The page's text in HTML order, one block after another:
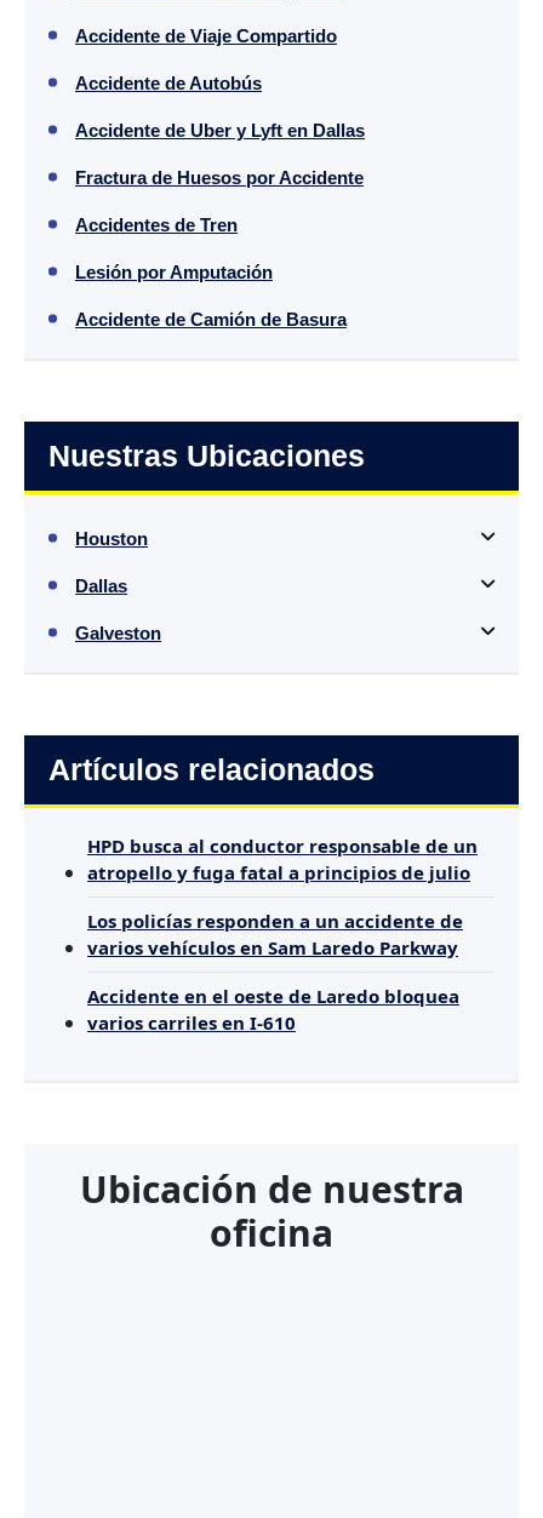
Accidente de Viaje Compartido
Accidente de Autobús
Accidente de Uber y Lyft en Dallas
Fractura de Huesos por Accidente
Accidentes de Tren
Lesión por Amputación
Accidente de Camión de Basura
Nuestras Ubicaciones
Houston
Dallas
Galveston
Artículos relacionados
HPD busca al conductor responsable de un
atropello y fuga fatal a principios de julio
Los policías responden a un accidente de
varios vehículos en Sam Laredo Parkway
Accidente en el oeste de Laredo bloquea
varios carriles en I-610
Ubicación de nuestra
oficina